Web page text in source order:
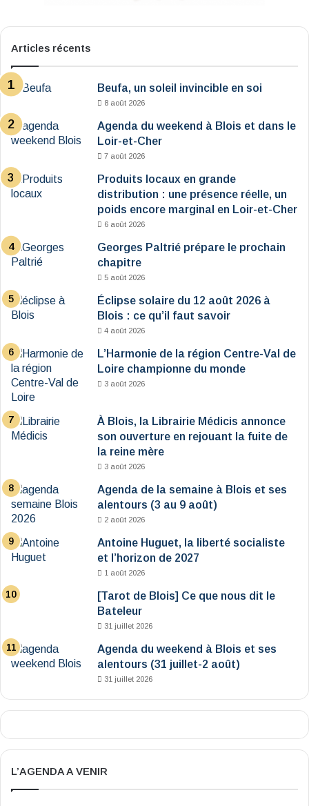
Articles récents
Beufa, un soleil invincible en soi
8 août 2026
Agenda du weekend à Blois et dans le
Loir-et-Cher
7 août 2026
Produits locaux en grande
distribution : une présence réelle, un
poids encore marginal en Loir-et-Cher
6 août 2026
Georges Paltrié prépare le prochain
chapitre
5 août 2026
Éclipse solaire du 12 août 2026 à
Blois : ce qu’il faut savoir
4 août 2026
L’Harmonie de la région Centre-Val de
Loire championne du monde
3 août 2026
À Blois, la Librairie Médicis annonce
son ouverture en rejouant la fuite de
la reine mère
3 août 2026
Agenda de la semaine à Blois et ses
alentours (3 au 9 août)
2 août 2026
Antoine Huguet, la liberté socialiste
et l’horizon de 2027
1 août 2026
[Tarot de Blois] Ce que nous dit le
Bateleur
31 juillet 2026
Agenda du weekend à Blois et ses
alentours (31 juillet-2 août)
31 juillet 2026
L’AGENDA A VENIR